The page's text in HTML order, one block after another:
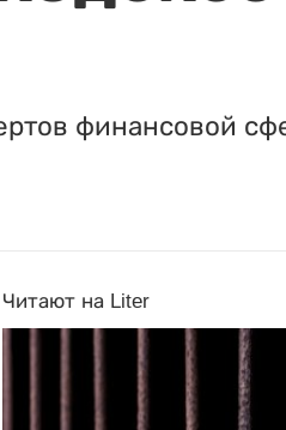
финансовой
Читают на Liter